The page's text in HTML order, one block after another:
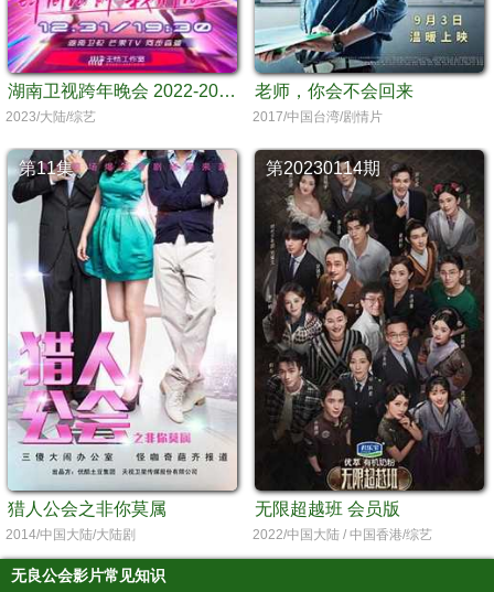
湖南卫视跨年晚会 2022-2023 会员版
2023/大陆/综艺
老师，你会不会回来
2017/中国台湾/剧情片
第11集
猎人公会之非你莫属
2014/中国大陆/大陆剧
第20230114期
无限超越班 会员版
2022/中国大陆 / 中国香港/综艺
无良公会影片常见知识